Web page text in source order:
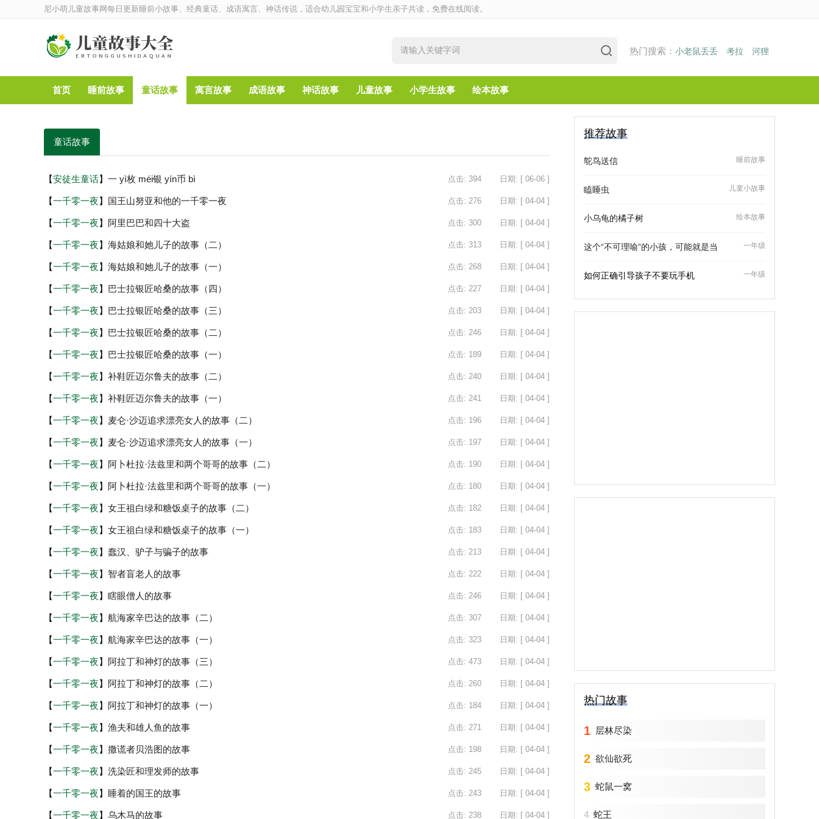
尼小萌儿童故事网每日更新睡前小故事、经典童话、成语寓言、神话传说，适合幼儿园宝宝和小学生亲子共读，免费在线阅读。
热门搜索： 小老鼠丢丢 考拉 河狸
首页 睡前故事 童话故事 寓言故事 成语故事 神话故事 儿童故事 小学生故事 绘本故事
童话故事
【安徒生童话】 日期: [ 06-06 ]
点击: 394
一 yì枚 méi银 yín币 bì
【一千零一夜】 日期: [ 04-04 ]
点击: 276
国王山努亚和他的一千零一夜
【一千零一夜】 日期: [ 04-04 ]
点击: 300
阿里巴巴和四十大盗
【一千零一夜】 日期: [ 04-04 ]
点击: 313
海姑娘和她儿子的故事（二）
【一千零一夜】 日期: [ 04-04 ]
点击: 268
海姑娘和她儿子的故事（一）
【一千零一夜】 日期: [ 04-04 ]
点击: 227
巴士拉银匠哈桑的故事（四）
【一千零一夜】 日期: [ 04-04 ]
点击: 203
巴士拉银匠哈桑的故事（三）
【一千零一夜】 日期: [ 04-04 ]
点击: 246
巴士拉银匠哈桑的故事（二）
【一千零一夜】 日期: [ 04-04 ]
点击: 189
巴士拉银匠哈桑的故事（一）
【一千零一夜】 日期: [ 04-04 ]
点击: 240
补鞋匠迈尔鲁夫的故事（二）
【一千零一夜】 日期: [ 04-04 ]
点击: 241
补鞋匠迈尔鲁夫的故事（一）
【一千零一夜】 日期: [ 04-04 ]
点击: 196
麦仑·沙迈追求漂亮女人的故事（二）
【一千零一夜】 日期: [ 04-04 ]
点击: 197
麦仑·沙迈追求漂亮女人的故事（一）
【一千零一夜】 日期: [ 04-04 ]
点击: 190
阿卜杜拉·法兹里和两个哥哥的故事（二）
【一千零一夜】 日期: [ 04-04 ]
点击: 180
阿卜杜拉·法兹里和两个哥哥的故事（一）
【一千零一夜】 日期: [ 04-04 ]
点击: 182
女王祖白绿和糖饭桌子的故事（二）
【一千零一夜】 日期: [ 04-04 ]
点击: 183
女王祖白绿和糖饭桌子的故事（一）
【一千零一夜】 日期: [ 04-04 ]
点击: 213
蠢汉、驴子与骗子的故事
【一千零一夜】 日期: [ 04-04 ]
点击: 222
智者盲老人的故事
【一千零一夜】 日期: [ 04-04 ]
点击: 246
瞎眼僧人的故事
【一千零一夜】 日期: [ 04-04 ]
点击: 307
航海家辛巴达的故事（二）
【一千零一夜】 日期: [ 04-04 ]
点击: 323
航海家辛巴达的故事（一）
【一千零一夜】 日期: [ 04-04 ]
点击: 473
阿拉丁和神灯的故事（三）
【一千零一夜】 日期: [ 04-04 ]
点击: 260
阿拉丁和神灯的故事（二）
【一千零一夜】 日期: [ 04-04 ]
点击: 184
阿拉丁和神灯的故事（一）
【一千零一夜】 日期: [ 04-04 ]
点击: 271
渔夫和雄人鱼的故事
【一千零一夜】 日期: [ 04-04 ]
点击: 198
撒谎者贝浩图的故事
【一千零一夜】 日期: [ 04-04 ]
点击: 245
洗染匠和理发师的故事
【一千零一夜】 日期: [ 04-04 ]
点击: 243
睡着的国王的故事
【一千零一夜】 日期: [ 04-04 ]
点击: 238
乌木马的故事
推荐故事
睡前故事
鸵鸟送信
儿童小故事
瞌睡虫
绘本故事
小乌龟的橘子树
一年级
这个“不可理喻”的小孩，可能就是当
一年级
如何正确引导孩子不要玩手机
热门故事
1 层林尽染
2 欲仙欲死
3 蛇鼠一窝
4 蛇王